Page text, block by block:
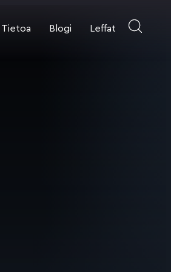
Tietoa Blogi Leffat